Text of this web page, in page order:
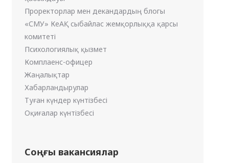
Проректорлар мен декандардың блогы
«СМУ» КеАҚ сыбайлас жемқорлыққа қарсы
комитеті
Психологиялық қызмет
Комплаенс-офицер
Жаңалықтар
Хабарландырулар
Туған күндер күнтізбесі
Оқиғалар күнтізбесі
Соңғы вакансиялар